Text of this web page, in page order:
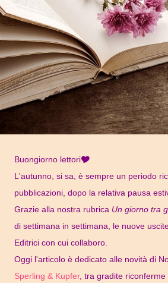
Buongiorno lettori🎔
L'autunno, si sa, è sempre un periodo
pubblicazioni, dopo la relativa pausa
Grazie alla nostra rubrica Un giorno tra
di settimana in settimana, le nuove
Editrici con cui collaboro.
Oggi l'articolo è dedicato alle novità di
Sperling & Kupfer, tra gradite